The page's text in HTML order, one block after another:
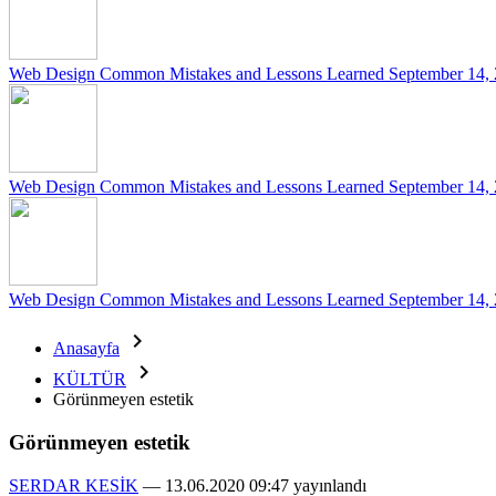
Web Design Common Mistakes and Lessons Learned September 14,
Web Design Common Mistakes and Lessons Learned September 14,
Web Design Common Mistakes and Lessons Learned September 14,
Anasayfa 
KÜLTÜR 
Görünmeyen estetik
Görünmeyen estetik
SERDAR KESİK — 13.06.2020 09:47 yayınlandı